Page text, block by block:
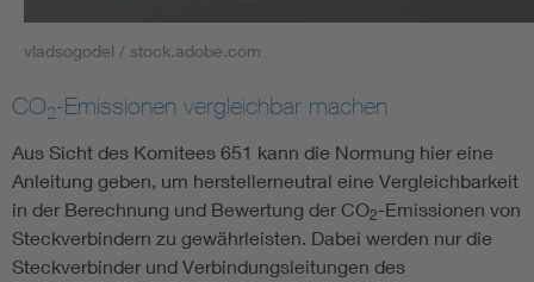
vladsogodel / stock.adobe.com
CO2-Emissionen vergleichbar machen
Aus Sicht des Komitees 651 kann die Normung hier eine
Anleitung geben, um herstellerneutral eine Vergleichbarkeit
in der Berechnung und Bewertung der CO2-Emissionen von
Steckverbindern zu gewährleisten. Dabei werden nur die
Steckverbinder und Verbindungsleitungen des